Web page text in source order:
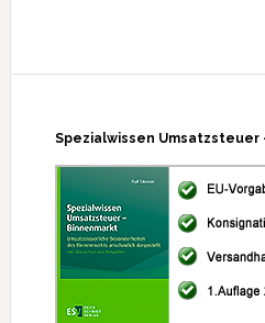
Spezialwissen Umsatzsteuer